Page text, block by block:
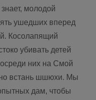
молодой
ушедших вперед
Косолапящий
убивать детей
них на Смой
встань шшюхи. Мы
дам, чтобы